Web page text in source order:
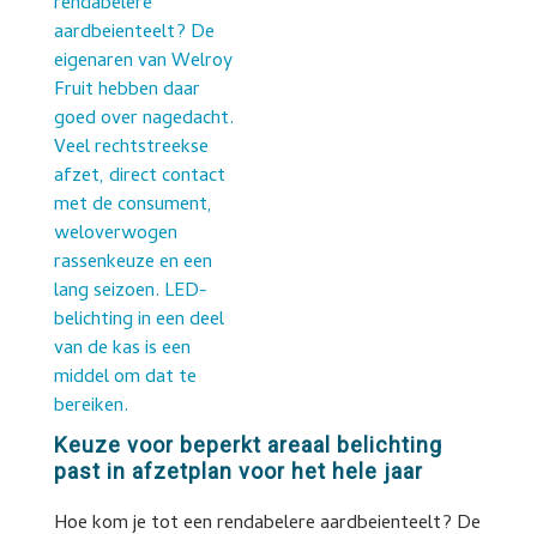
Keuze voor beperkt areaal belichting
past in afzetplan voor het hele jaar
Hoe kom je tot een rendabelere aardbeienteelt? De